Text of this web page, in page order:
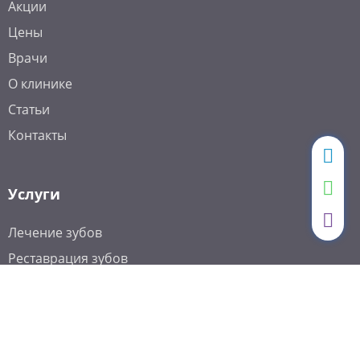
Акции
Цены
Врачи
О клинике
Статьи
Контакты
Услуги
Лечение зубов
Реставрация зубов